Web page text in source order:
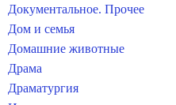
Документальное. Прочее
Дом и семья
Домашние животные
Драма
Драматургия